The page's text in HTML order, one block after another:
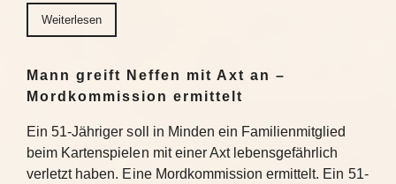
Weiterlesen
Mann greift Neffen mit Axt an –
Mordkommission ermittelt
Ein 51-Jähriger soll in Minden ein Familienmitglied
beim Kartenspielen mit einer Axt lebensgefährlich
verletzt haben. Eine Mordkommission ermittelt. Ein 51-